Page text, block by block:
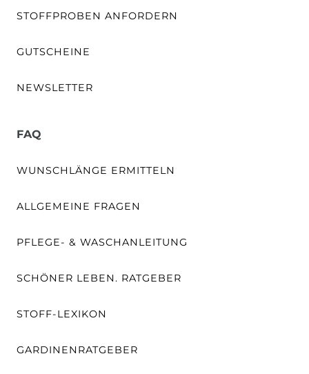
STOFFPROBEN ANFORDERN
GUTSCHEINE
NEWSLETTER
FAQ
WUNSCHLÄNGE ERMITTELN
ALLGEMEINE FRAGEN
PFLEGE- & WASCHANLEITUNG
SCHÖNER LEBEN. RATGEBER
STOFF-LEXIKON
GARDINENRATGEBER